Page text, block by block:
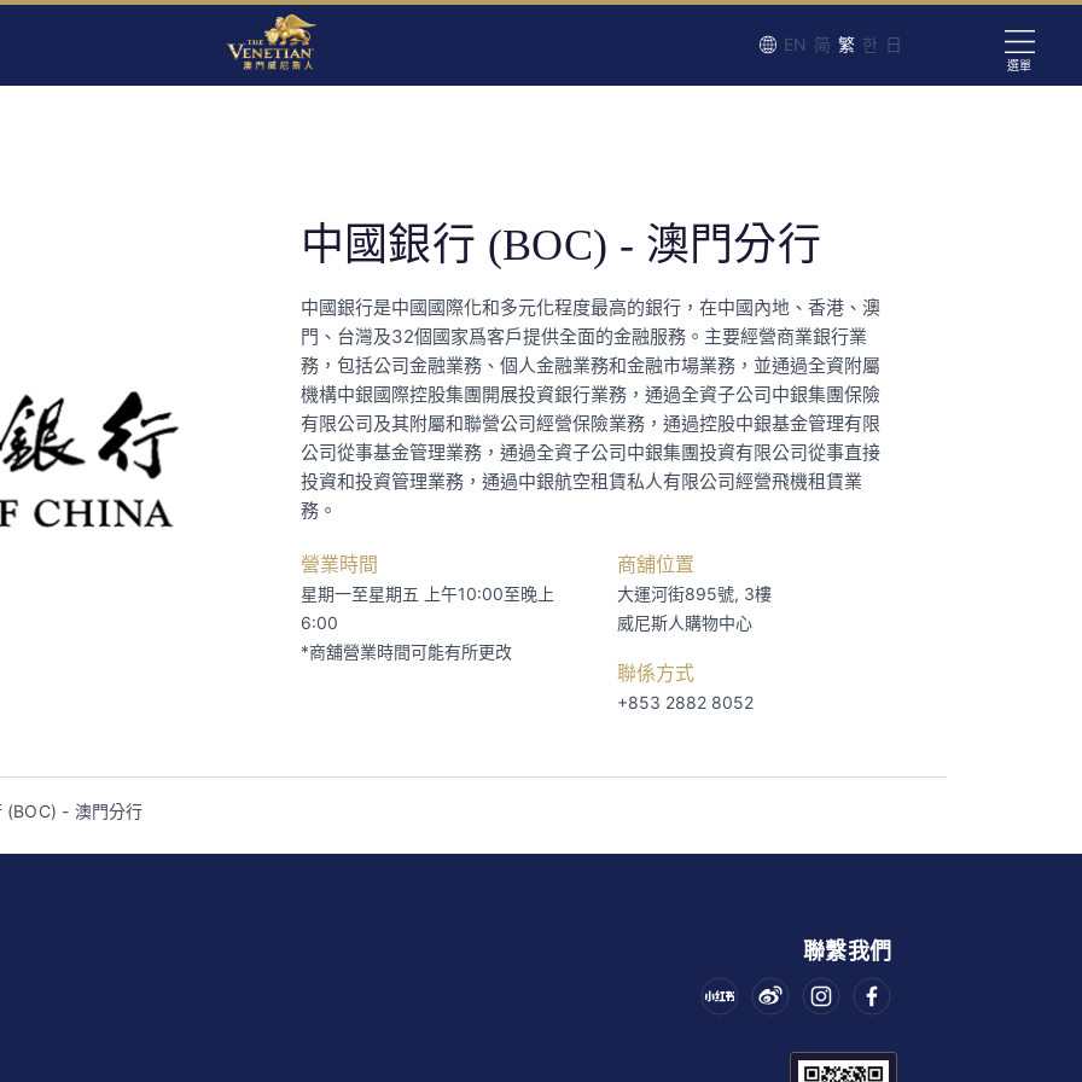
EN 简 繁 한 日
選單
中國銀行 (BOC) - 澳門分行
中國銀行是中國國際化和多元化程度最高的銀行，在中國內地、香港、澳
門、台灣及32個國家爲客戶提供全面的金融服務。主要經營商業銀行業
務，包括公司金融業務、個人金融業務和金融市場業務，並通過全資附屬
機構中銀國際控股集團開展投資銀行業務，通過全資子公司中銀集團保險
有限公司及其附屬和聯營公司經營保險業務，通過控股中銀基金管理有限
公司從事基金管理業務，通過全資子公司中銀集團投資有限公司從事直接
投資和投資管理業務，通過中銀航空租賃私人有限公司經營飛機租賃業
務。
營業時間
星期一至星期五 上午10:00至晚上
6:00
*商舖營業時間可能有所更改
商舖位置
大運河街895號, 3樓
威尼斯人購物中心
聯係方式
+853 2882 8052
(BOC) - 澳門分行
聯繫我們